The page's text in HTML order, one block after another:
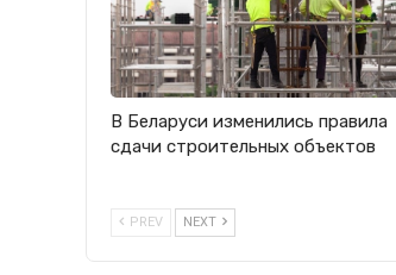
В Беларуси изменились правила
сдачи строительных объектов
PREV NEXT